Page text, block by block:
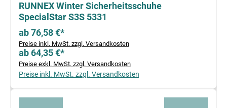
RUNNEX Winter Sicherheitsschuhe
SpecialStar S3S 5331
ab 76,58 €*
Preise inkl. MwSt. zzgl. Versandkosten
ab 64,35 €*
Preise exkl. MwSt. zzgl. Versandkosten
Preise inkl. MwSt. zzgl. Versandkosten